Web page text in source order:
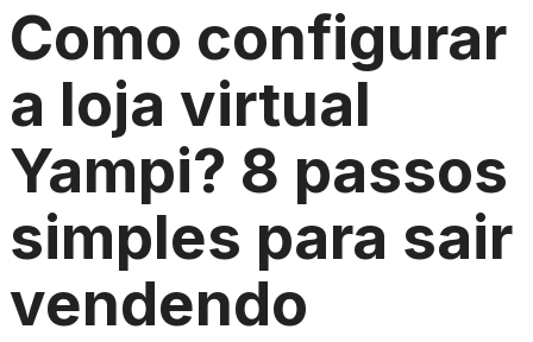
Como configurar
a loja virtual
Yampi? 8 passos
simples para sair
vendendo